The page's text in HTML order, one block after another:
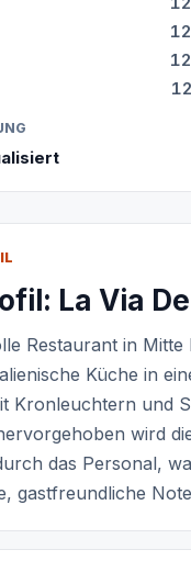
La Via
Restaurant in Mitte
Küche in
Kronleuchtern und
wird
das Personal,
gastfreundliche